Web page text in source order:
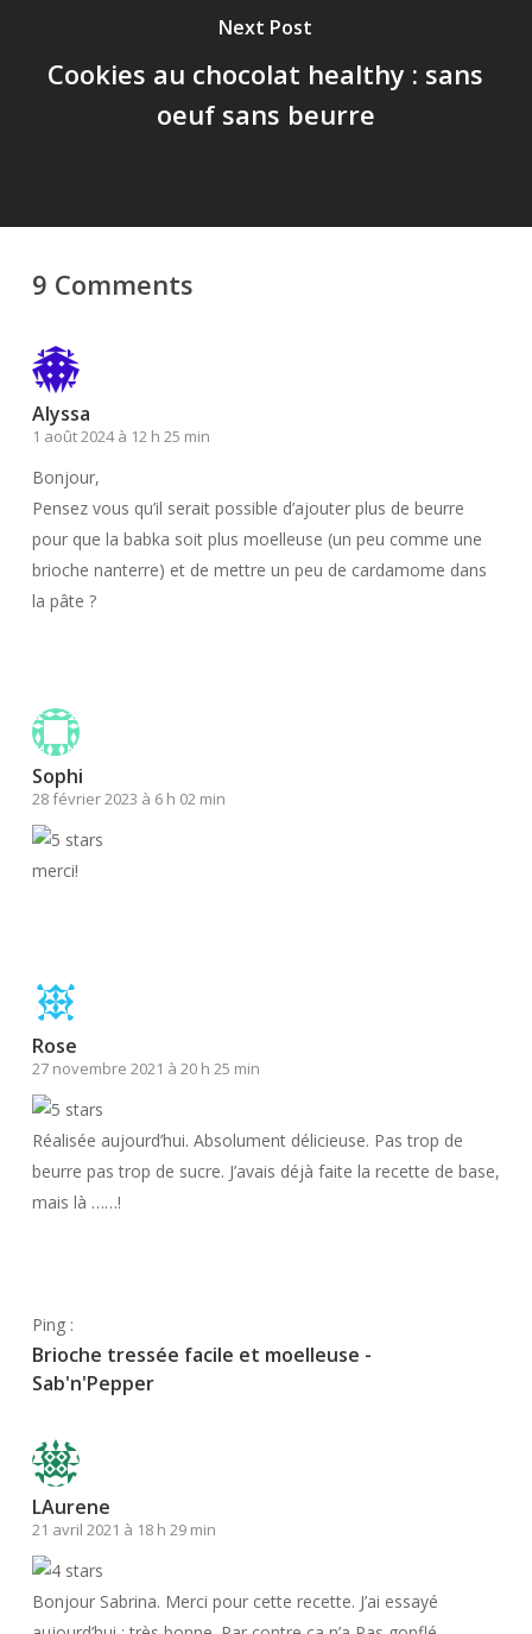
Next Post
Cookies au chocolat healthy : sans
oeuf sans beurre
9 Comments
Alyssa
1 août 2024 à 12 h 25 min
Bonjour,
Pensez vous qu’il serait possible d’ajouter plus de beurre
pour que la babka soit plus moelleuse (un peu comme une
brioche nanterre) et de mettre un peu de cardamome dans
la pâte ?
Sophi
28 février 2023 à 6 h 02 min
merci!
Rose
27 novembre 2021 à 20 h 25 min
Réalisée aujourd’hui. Absolument délicieuse. Pas trop de
beurre pas trop de sucre. J’avais déjà faite la recette de base,
mais là ……!
Ping :
Brioche tressée facile et moelleuse -
Sab'n'Pepper
LAurene
21 avril 2021 à 18 h 29 min
Bonjour Sabrina. Merci pour cette recette. J’ai essayé